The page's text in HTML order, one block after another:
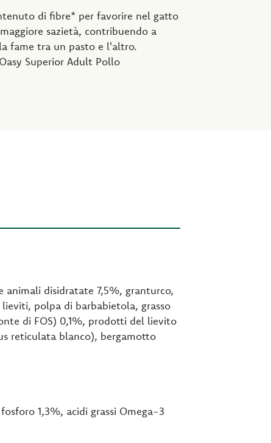
di fibre* per favorire nel gatto
sazietà, contribuendo a
fame tra un pasto e l'altro.
Superior Adult Pollo
disidratate 7,5%, granturco,
polpa di barbabietola, grasso
di FOS) 0,1%, prodotti del lievito
reticulata blanco), bergamotto
1,3%, acidi grassi Omega-3